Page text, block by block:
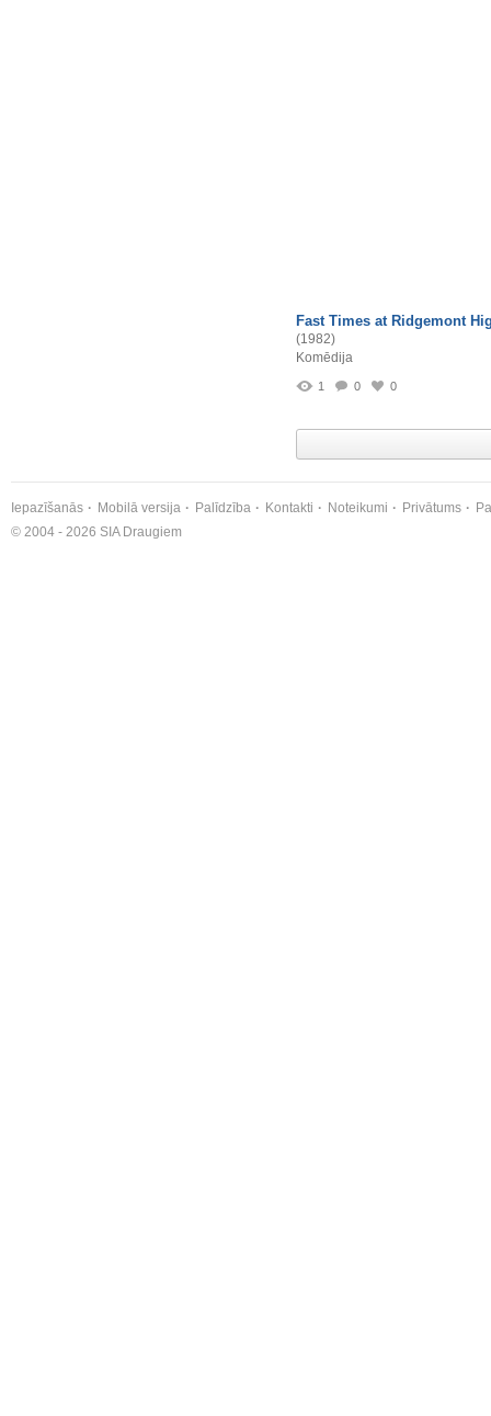
Fast Times at Ridgemont
(1982)
Komēdija
1 0 0
Iepazīšanās Mobilā versija Palīdzība Kontakti Noteikumi Privātums
© 2004 - 2026 SIA Draugiem